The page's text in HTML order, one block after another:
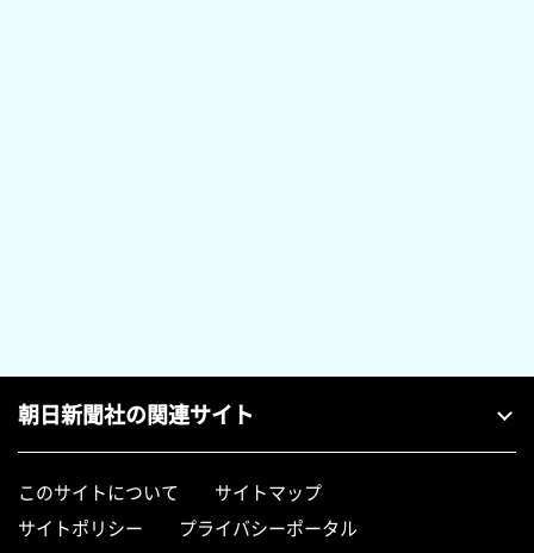
朝日新聞社の関連サイト
このサイトについて
サイトマップ
サイトポリシー
プライバシーポータル